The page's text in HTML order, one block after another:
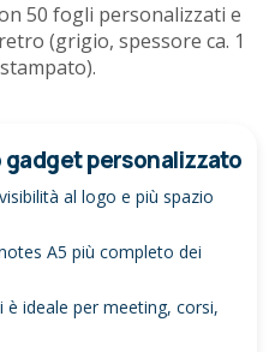
50 fogli personalizzati e
(grigio, spessore ca. 1
gadget personalizzato
al logo e più spazio
A5 più completo dei
ideale per meeting, corsi,